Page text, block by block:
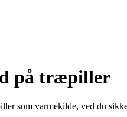
på træpiller
som varmekilde, ved du